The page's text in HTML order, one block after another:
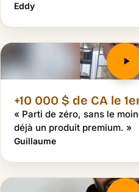
Eddy
+10 000 $ de CA le
« Parti de zéro, sans le
déjà un produit premium. »
Guillaume